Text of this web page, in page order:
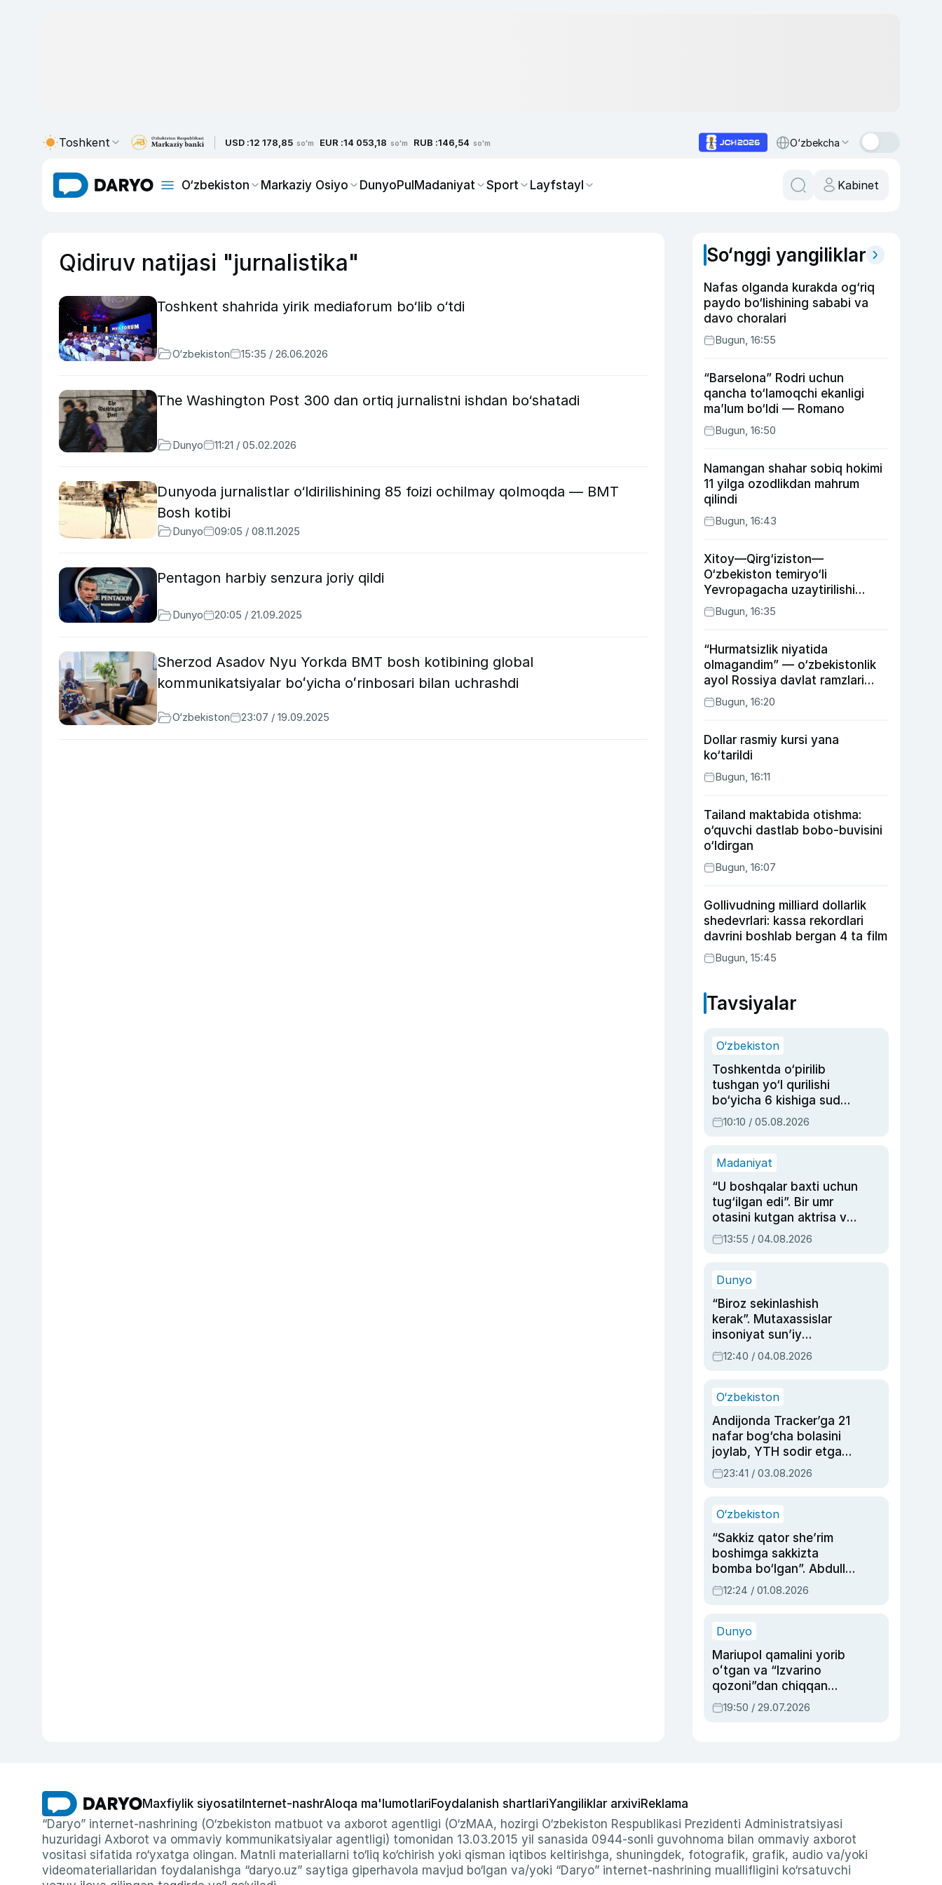
Toshkent USD :12 178,85 so'm EUR :14 053,18 so'm RUB :146,54 so'm O‘zbekcha
O‘zbekiston Markaziy Osiyo DunyoPulMadaniyat Sport Layfstayl Kabinet
Qidiruv natijasi "jurnalistika"
Toshkent shahrida yirik mediaforum bo‘lib o‘tdi
O‘zbekiston 15:35 / 26.06.2026
The Washington Post 300 dan ortiq jurnalistni ishdan bo‘shatadi
Dunyo 11:21 / 05.02.2026
Dunyoda jurnalistlar o‘ldirilishining 85 foizi ochilmay qolmoqda — BMT
Bosh kotibi
Dunyo 09:05 / 08.11.2025
Pentagon harbiy senzura joriy qildi
Dunyo 20:05 / 21.09.2025
Sherzod Asadov Nyu Yorkda BMT bosh kotibining global
kommunikatsiyalar boʻyicha oʻrinbosari bilan uchrashdi
O‘zbekiston 23:07 / 19.09.2025
So‘nggi yangiliklar
Nafas olganda kurakda og‘riq
paydo bo‘lishining sababi va
davo choralari
Bugun, 16:55
“Barselona” Rodri uchun
qancha to‘lamoqchi ekanligi
ma’lum bo‘ldi — Romano
Bugun, 16:50
Namangan shahar sobiq hokimi
11 yilga ozodlikdan mahrum
qilindi
Bugun, 16:43
Xitoy—Qirg‘iziston—
O‘zbekiston temiryo‘li
Yevropagacha uzaytirilishi
mumkin
Bugun, 16:35
“Hurmatsizlik niyatida
olmagandim” — o‘zbekistonlik
ayol Rossiya davlat ramzlari
tushirilgan poyandoz haqida
Bugun, 16:20
Dollar rasmiy kursi yana
ko‘tarildi
Bugun, 16:11
Tailand maktabida otishma:
o‘quvchi dastlab bobo-buvisini
o‘ldirgan
Bugun, 16:07
Gollivudning milliard dollarlik
shedevrlari: kassa rekordlari
davrini boshlab bergan 4 ta film
Bugun, 15:45
Tavsiyalar
O‘zbekiston
Toshkentda o‘pirilib
tushgan yo‘l qurilishi
bo‘yicha 6 kishiga sud
hukmi o‘qildi
10:10 / 05.08.2026
Madaniyat
“U boshqalar baxti uchun
tug‘ilgan edi”. Bir umr
otasini kutgan aktrisa va
dublyaj ustasi Rimma
Ahmedovaning
13:55 / 04.08.2026
Dunyo
“Biroz sekinlashish
kerak”. Mutaxassislar
insoniyat sun’iy
intellektni boshqara
olmay qolishidan xavotir
12:40 / 04.08.2026
O‘zbekiston
Andijonda Tracker’ga 21
nafar bog‘cha bolasini
joylab, YTH sodir etgan
ayolga sud hukmi o‘qildi
23:41 / 03.08.2026
O‘zbekiston
“Sakkiz qator she’rim
boshimga sakkizta
bomba bo‘lgan”. Abdulla
Oripovni siyosiy
ayblovlardan asrab
12:24 / 01.08.2026
Dunyo
Mariupol qamalini yorib
oʻtgan va “Izvarino
qozoni”dan chiqqan
qahramon — Ukraina
armiyasi bosh
19:50 / 29.07.2026
Maxfiylik siyosati Internet-nashrAloqa ma'lumotlariFoydalanish shartlariYangiliklar arxiviReklama
“Daryo” internet-nashrining (O‘zbekiston matbuot va axborot agentligi (O‘zMAA, hozirgi O‘zbekiston Respublikasi Prezidenti Administratsiyasi
huzuridagi Axborot va ommaviy kommunikatsiyalar agentligi) tomonidan 13.03.2015 yil sanasida 0944-sonli guvohnoma bilan ommaviy axborot
vositasi sifatida ro‘yxatga olingan. Matnli materiallarni to‘liq ko‘chirish yoki qisman iqtibos keltirishga, shuningdek, fotografik, grafik, audio va/yoki
videomateriallaridan foydalanishga “daryo.uz” saytiga giperhavola mavjud bo‘lgan va/yoki “Daryo” internet-nashrining muallifligini ko‘rsatuvchi